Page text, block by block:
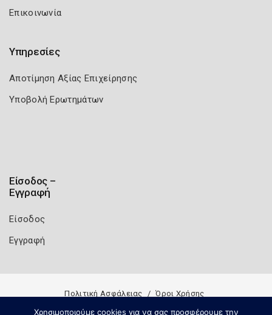
Επικοινωνία
Υπηρεσίες
Αποτίμηση Αξίας Επιχείρησης
Υποβολή Ερωτημάτων
Είσοδος –
Εγγραφή
Είσοδος
Εγγραφή
Πολιτική Ασφάλειας Όροι Χρήσης
Χρησιμοποιούμε cookies για να σας προσφέρουμε την
Copyright 2026 Knowledge A.E.